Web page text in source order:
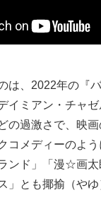
は、2022年の『
イミアン・チャ
の過激さで、映
コメディーのよう
ンド」「漫☆画
」とも揶揄（や